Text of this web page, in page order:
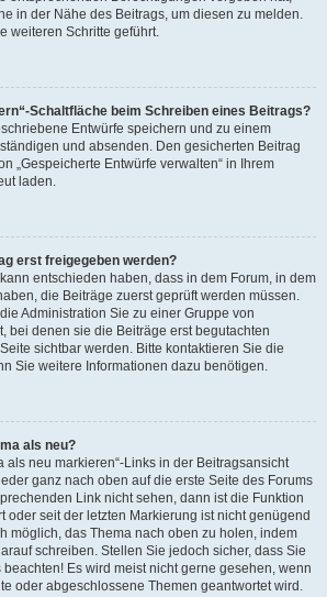
in der Nähe des Beitrags, um diesen zu melden.
weiteren Schritte geführt.
Schaltfläche beim Schreiben eines Beitrags?
Entwürfe speichern und zu einem
und absenden. Den gesicherten Beitrag
„Gespeicherte Entwürfe verwalten“ in Ihrem
laden.
erst freigegeben werden?
entschieden haben, dass in dem Forum, in dem
die Beiträge zuerst geprüft werden müssen.
Administration Sie zu einer Gruppe von
bei denen sie die Beiträge erst begutachten
sichtbar werden. Bitte kontaktieren Sie die
Sie weitere Informationen dazu benötigen.
als neu?
als neu markieren“-Links in der Beitragsansicht
ganz nach oben auf die erste Seite des Forums
Link nicht sehen, dann ist die Funktion
oder seit der letzten Markierung ist nicht genügend
möglich, das Thema nach oben zu holen, indem
schreiben. Stellen Sie jedoch sicher, dass Sie
Es wird meist nicht gerne gesehen, wenn
oder abgeschlossene Themen geantwortet wird.